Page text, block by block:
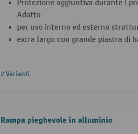
Protezione aggiuntiva durante i
Adatto
per uso interno ed esterno
extra largo con grande piastra di
2 Varianti
Rampa pieghevole in alluminio